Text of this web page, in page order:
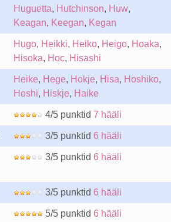
Huguetta, Hutchinson, Huw,
Keagan, Keegan, Kegan
Hugo, Heikki, Heiko, Heigo, Hoaka,
Hisoka, Hoc, Hisashi
Heike, Hege, Hokje, Hisa, Hoshiko,
Hoshi, Hiskje, Haike
4/5 punktid 7 hääli
3/5 punktid 6 hääli
3/5 punktid 6 hääli
3/5 punktid 6 hääli
5/5 punktid 6 hääli